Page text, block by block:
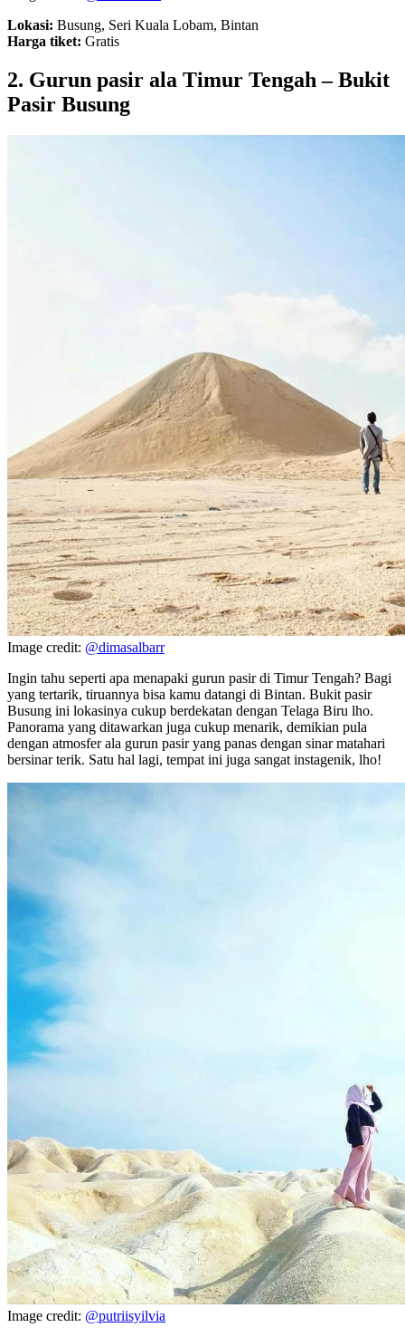
Lokasi: Busung, Seri Kuala Lobam, Bintan
Harga tiket: Gratis
2. Gurun pasir ala Timur Tengah – Bukit
Pasir Busung
Image credit: @dimasalbarr
Ingin tahu seperti apa menapaki gurun pasir di Timur Tengah? Bagi
yang tertarik, tiruannya bisa kamu datangi di Bintan. Bukit pasir
Busung ini lokasinya cukup berdekatan dengan Telaga Biru lho.
Panorama yang ditawarkan juga cukup menarik, demikian pula
dengan atmosfer ala gurun pasir yang panas dengan sinar matahari
bersinar terik. Satu hal lagi, tempat ini juga sangat instagenik, lho!
Image credit: @putriisyilvia